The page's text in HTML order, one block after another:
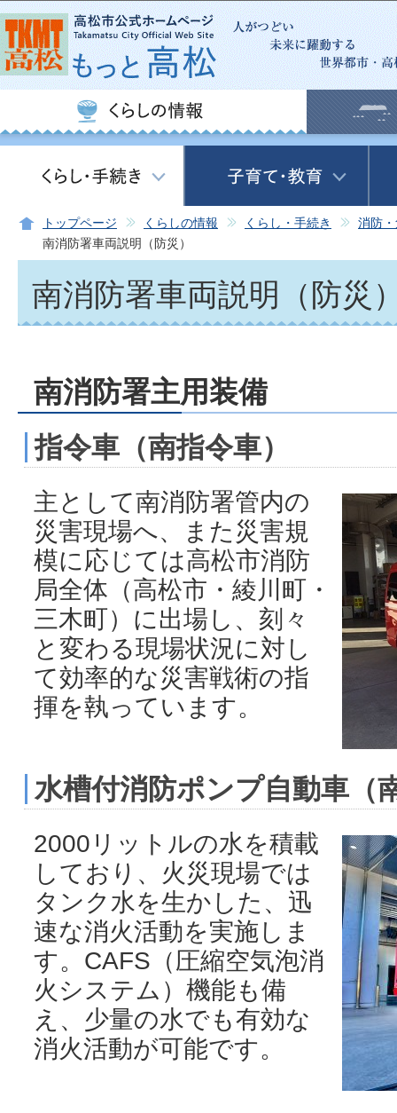
この
トップページ くらしの情報 くらし・手続き
消防
南消防署車両説明（防災）
南消防署車両説明（防災
南消防署主用装備
指令車（南指令車）
主として南消防署管内の
災害現場へ、また災害規
模に応じては高松市消防
局全体（高松市・綾川町・
三木町）に出場し、刻々
と変わる現場状況に対し
て効率的な災害戦術の指
揮を執っています。
水槽付消防ポンプ自動車（
2000リットルの水を積載
しており、火災現場では
タンク水を生かした、迅
速な消火活動を実施しま
す。CAFS（圧縮空気泡消
火システム）機能も備
え、少量の水でも有効な
消火活動が可能です。